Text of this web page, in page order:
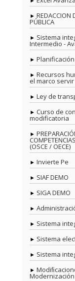
REDACCION
PÚBLICA
Sistema
Intermedio -
Recursos
el marco servir
Ley de
Curso de
modificatoria
(OSCE / OECE)
Invierte Pe
SIAF DEMO
SIGA DEMO
Sistema
Sistema
Sistema
Modernización